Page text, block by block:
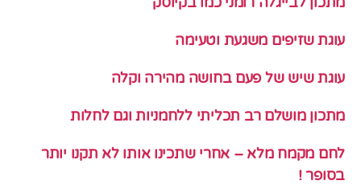
עוגת שזיפים משגעת וטעימה
עוגת שיש של פעם בחושה מהירה וקלה
מתכון מושלם רב תכליתי ללחמניות וגם לחלות
לחם מקמח מלא – אחרי שתכינו אותו לא תקנו יותר
בסופר !